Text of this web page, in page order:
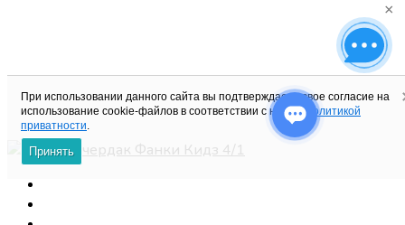
При использовании данного сайта вы подтверждаете свое согласие на
использование cookie-файлов в соответствии с нашей политикой
приватности.
Принять
×